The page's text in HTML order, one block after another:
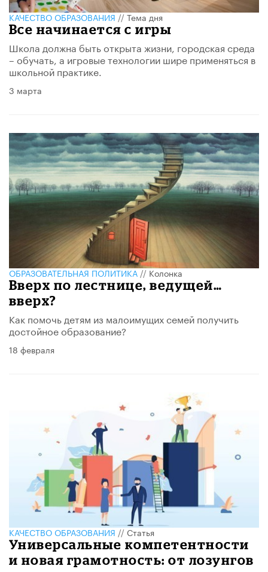
КАЧЕСТВО ОБРАЗОВАНИЯ//Тема дня
Все начинается с игры
Школа должна быть открыта жизни, городская среда
– обучать, а игровые технологии шире применяться в
школьной практике.
3 марта
ОБРАЗОВАТЕЛЬНАЯ ПОЛИТИКА//Колонка
Вверх по лестнице, ведущей…
вверх?
Как помочь детям из малоимущих семей получить
достойное образование?
18 февраля
КАЧЕСТВО ОБРАЗОВАНИЯ//Статья
Универсальные компетентности
и новая грамотность: от лозунгов